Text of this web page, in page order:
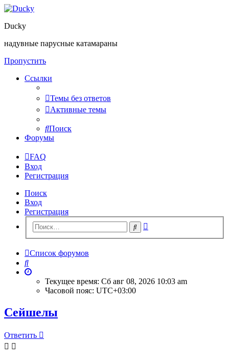
Ducky
надувные парусные катамараны
Пропустить
Ссылки
Темы без ответов
Активные темы
Поиск
Форумы
FAQ
Вход
Регистрация
Поиск
Вход
Регистрация
Поиск
Список форумов
Поиск
Текущее время: Сб авг 08, 2026 10:03 am
Часовой пояс: UTC+03:00
Сейшелы
Ответить